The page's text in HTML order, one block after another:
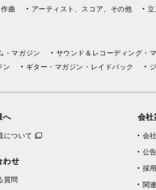
曲 アーティスト、スコア、その他
・マガジン
サウンド＆レコーディング・
ン ギター・マガジン・レイドバック
へ
について
わせ
質問
会社
会
公告
採
関